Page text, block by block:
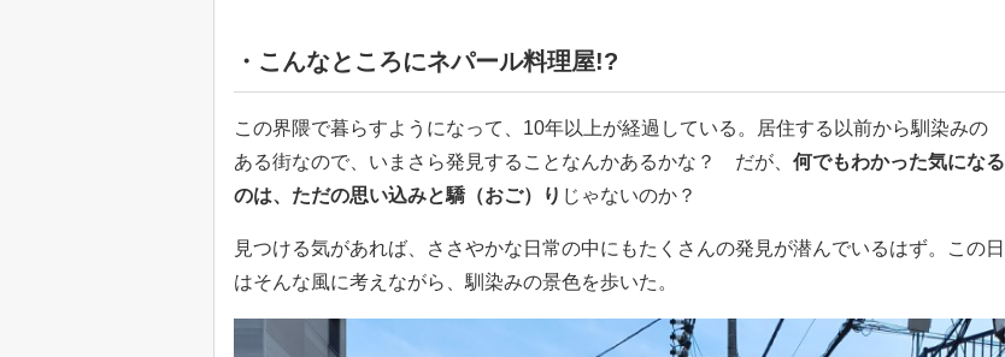
・こんなところにネパール料理屋!?
この界隈で暮らすようになって、10年以上が経過している。居住する以前から馴染みの
ある街なので、いまさら発見することなんかあるかな？ だが、 何でもわかった気になる
のは、ただの思い込みと驕（おご）り じゃないのか？
見つける気があれば、ささやかな日常の中にもたくさんの発見が潜んでいるはず。この日
はそんな風に考えながら、馴染みの景色を歩いた。